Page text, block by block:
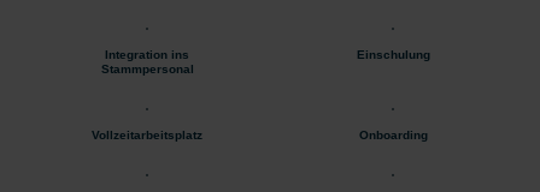
Integration ins
Stammpersonal
Einschulung
Vollzeitarbeitsplatz Onboarding